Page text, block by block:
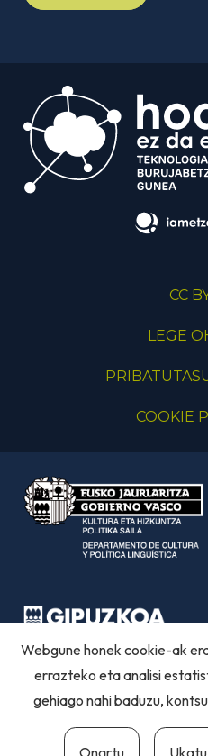
CC
LEGE
COOKIE
Webgune honek cookie-ak
errazteko eta analisi
gehiago nahi baduzu,